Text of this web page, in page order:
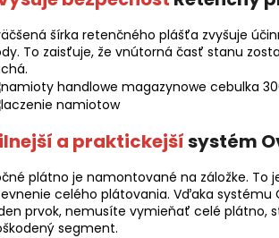
šírka retenčného plášťa zvyšuje
To zaisťuje, že vnútorná časť stanu
a praktickejšísystém
plátno je namontované na záložke. To
celého plátovania. Vďaka systému
prvok, nemusíte vymieňať celé plátno,
segment.